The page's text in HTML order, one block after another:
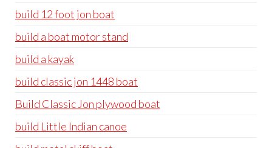
build 12 foot jon boat
build a boat motor stand
build a kayak
build classic jon 1448 boat
Build Classic Jon plywood boat
build Little Indian canoe